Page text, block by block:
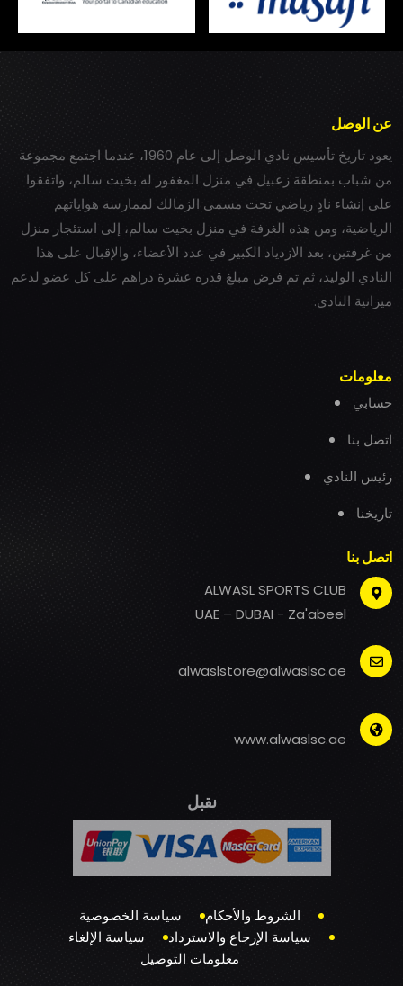
عن الوصل
يعود تاريخ تأسيس نادي الوصل إلى عام 1960، عندما اجتمع مجموعة
من شباب بمنطقة زعبيل في منزل المغفور له بخيت سالم، واتفقوا
على إنشاء نادٍ رياضي تحت مسمى الزمالك لممارسة هواياتهم
الرياضية، ومن هذه الغرفة في منزل بخيت سالم، إلى استئجار منزل
من غرفتين، بعد الازدياد الكبير في عدد الأعضاء، والإقبال على هذا
النادي الوليد، ثم تم فرض مبلغ قدره عشرة دراهم على كل عضو لدعم
ميزانية النادي.
معلومات
حسابي
اتصل بنا
رئيس النادي
تاريخنا
اتصل بنا
ALWASL SPORTS CLUB
UAE – DUBAI - Za'abeel
alwaslstore@alwaslsc.ae
www.alwaslsc.ae
نقبل
الشروط والأحكام
سياسة الخصوصية
سياسة الإرجاع والاسترداد
سياسة الإلغاء
معلومات التوصيل